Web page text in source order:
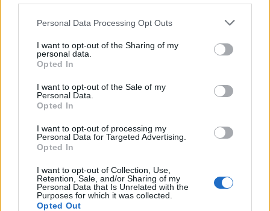
Personal Data Processing Opt Outs
I want to opt-out of the Sharing of my
personal data.
Opted In
I want to opt-out of the Sale of my
Personal Data.
Opted In
I want to opt-out of processing my
Personal Data for Targeted Advertising.
Opted In
I want to opt-out of Collection, Use,
Retention, Sale, and/or Sharing of my
Personal Data that Is Unrelated with the
Purposes for which it was collected.
Opted Out
betekintést a Grand Theft Auto VI
játékmenetébe